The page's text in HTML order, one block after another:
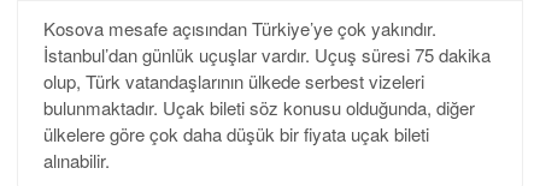
Kosova mesafe açısından Türkiye’ye çok yakındır.
İstanbul’dan günlük uçuşlar vardır. Uçuş süresi 75 dakika
olup, Türk vatandaşlarının ülkede serbest vizeleri
bulunmaktadır. Uçak bileti söz konusu olduğunda, diğer
ülkelere göre çok daha düşük bir fiyata uçak bileti
alınabilir.